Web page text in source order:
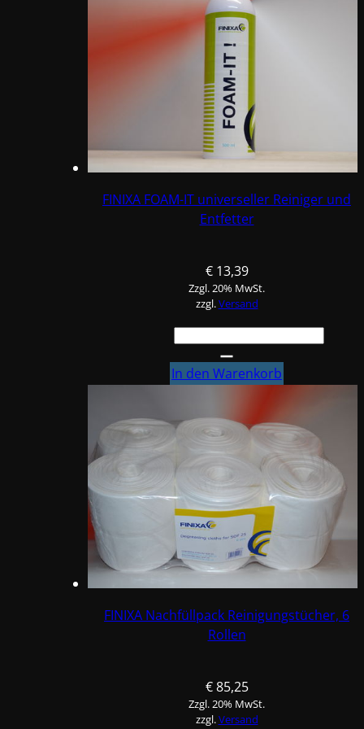
FINIXA FOAM-IT universeller Reiniger und
Entfetter
€13,39
Zzgl. 20% MwSt.
zzgl.Versand
FINIXA
IT
und
Entfetter
Menge
In den Warenkorb
FINIXA Nachfüllpack Reinigungstücher, 6
Rollen
€85,25
Zzgl. 20% MwSt.
zzgl.Versand